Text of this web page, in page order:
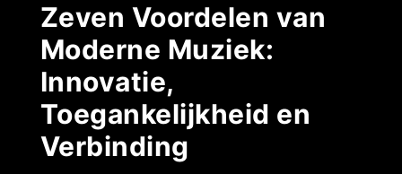
Zeven Voordelen van
Moderne Muziek:
Innovatie,
Toegankelijkheid en
Verbinding